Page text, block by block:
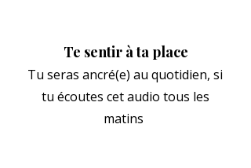
Te sentir à ta place
Tu seras ancré(e) au quotidien, si
tu écoutes cet audio tous les
matins